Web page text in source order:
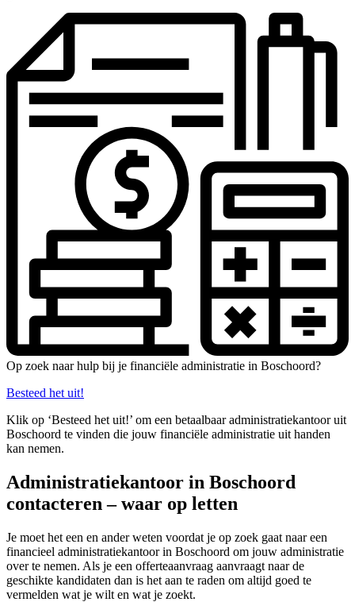
Op zoek naar hulp bij je financiële administratie in Boschoord?
Besteed het uit!
Klik op ‘Besteed het uit!’ om een betaalbaar administratiekantoor uit
Boschoord te vinden die jouw financiële administratie uit handen
kan nemen.
Administratiekantoor in Boschoord
contacteren – waar op letten
Je moet het een en ander weten voordat je op zoek gaat naar een
financieel administratiekantoor in Boschoord om jouw administratie
over te nemen. Als je een offerteaanvraag aanvraagt naar de
geschikte kandidaten dan is het aan te raden om altijd goed te
vermelden wat je wilt en wat je zoekt.